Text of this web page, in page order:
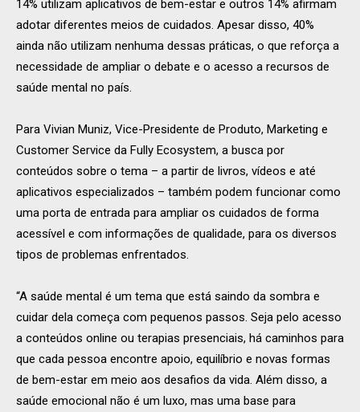
14% utilizam aplicativos de bem-estar e outros 14% afirmam
adotar diferentes meios de cuidados. Apesar disso, 40%
ainda não utilizam nenhuma dessas práticas, o que reforça a
necessidade de ampliar o debate e o acesso a recursos de
saúde mental no país.
Para Vivian Muniz, Vice-Presidente de Produto, Marketing e
Customer Service da Fully Ecosystem, a busca por
conteúdos sobre o tema – a partir de livros, vídeos e até
aplicativos especializados – também podem funcionar como
uma porta de entrada para ampliar os cuidados de forma
acessível e com informações de qualidade, para os diversos
tipos de problemas enfrentados.
“A saúde mental é um tema que está saindo da sombra e
cuidar dela começa com pequenos passos. Seja pelo acesso
a conteúdos online ou terapias presenciais, há caminhos para
que cada pessoa encontre apoio, equilíbrio e novas formas
de bem-estar em meio aos desafios da vida. Além disso, a
saúde emocional não é um luxo, mas uma base para